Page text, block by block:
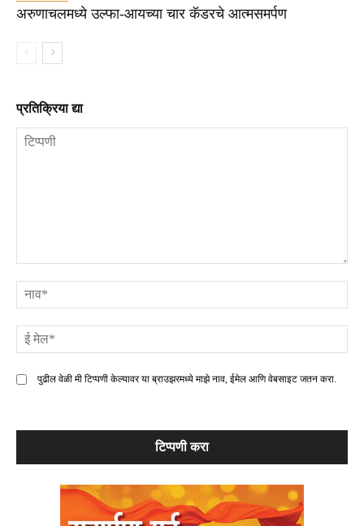
अरुणाचलमध्ये उल्फा-आयच्या चार कॅडरचे आत्मसमर्पण
प्रतिक्रिया द्या
पुढील वेळी मी टिप्पणी केल्यावर या ब्राउझरमध्ये माझे नाव, ईमेल आणि वेबसाइट जतन करा.